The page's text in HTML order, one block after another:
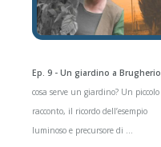
Ep. 9 - Un giardino a Brugherio
cosa serve un giardino? Un piccolo
racconto, il ricordo dell’esempio
luminoso e precursore di ...